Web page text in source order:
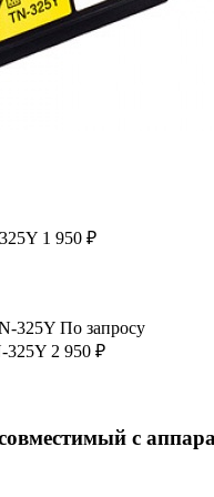
1 950 ₽
325Y По запросу
325Y 2 950 ₽
с